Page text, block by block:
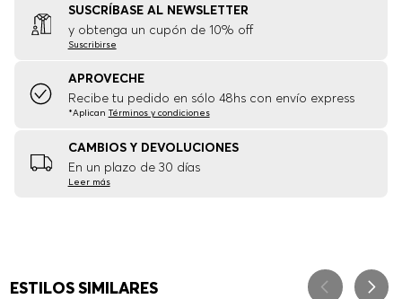
SUSCRÍBASE AL NEWSLETTER
y obtenga un cupón de 10% off
Suscribirse
APROVECHE
Recibe tu pedido en sólo 48hs con envío express
*Aplican Términos y condiciones
CAMBIOS Y DEVOLUCIONES
En un plazo de 30 días
Leer más
ESTILOS SIMILARES